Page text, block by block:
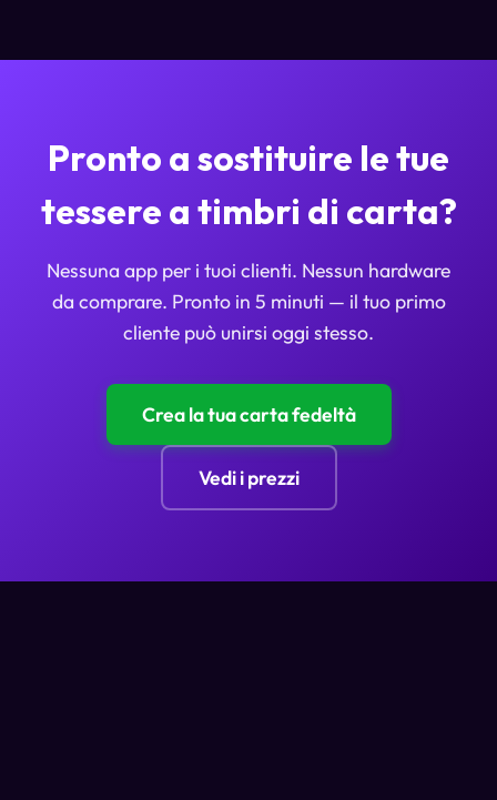
Pronto a sostituire le tue
tessere a timbri di carta?
Nessuna app per i tuoi clienti. Nessun hardware
da comprare. Pronto in 5 minuti — il tuo primo
cliente può unirsi oggi stesso.
Crea la tua carta fedeltà
Vedi i prezzi